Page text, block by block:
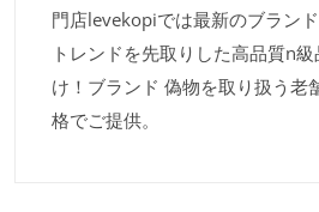
門店levekopiでは最新のブランド
トレンドを先取りした高品質n
け！ブランド 偽物を取り扱う老
格でご提供。